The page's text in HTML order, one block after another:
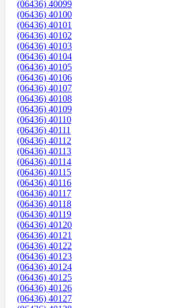
(06436) 40099
(06436) 40100
(06436) 40101
(06436) 40102
(06436) 40103
(06436) 40104
(06436) 40105
(06436) 40106
(06436) 40107
(06436) 40108
(06436) 40109
(06436) 40110
(06436) 40111
(06436) 40112
(06436) 40113
(06436) 40114
(06436) 40115
(06436) 40116
(06436) 40117
(06436) 40118
(06436) 40119
(06436) 40120
(06436) 40121
(06436) 40122
(06436) 40123
(06436) 40124
(06436) 40125
(06436) 40126
(06436) 40127